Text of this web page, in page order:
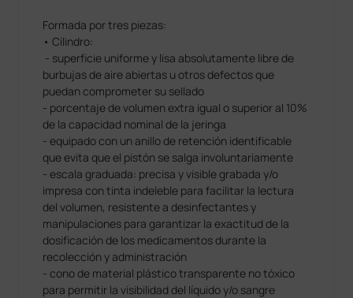
Formada por tres piezas:
• Cilindro:
- superficie uniforme y lisa absolutamente libre de
burbujas de aire abiertas u otros defectos que
puedan comprometer su sellado
- porcentaje de volumen extra igual o superior al 10%
de la capacidad nominal de la jeringa
- equipado con un anillo de retención identificable
que evita que el pistón se salga involuntariamente
- escala graduada: precisa y visible grabada y/o
impresa con tinta indeleble para facilitar la lectura
del volumen, resistente a desinfectantes y
manipulaciones para garantizar la exactitud de la
dosificación de los medicamentos durante la
recolección y administración
- cono de material plástico transparente no tóxico
para permitir la visibilidad del líquido y/o sangre